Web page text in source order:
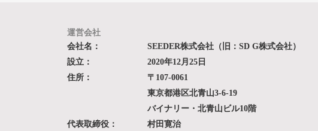
運営会社
会社名：
SEEDER株式会社（旧：SD G株式会社）
設立：
2020年12月25日
住所：
〒107-0061
東京都港区北青山3-6-19
バイナリー・北青山ビル10階
代表取締役：
村田寛治